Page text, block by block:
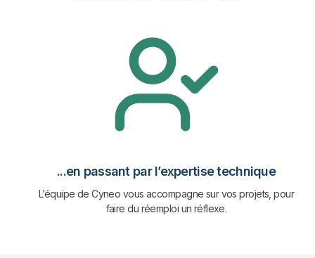
...en passant par l’expertise technique
L’équipe de Cyneo vous accompagne sur vos projets, pour
faire du réemploi un réflexe.